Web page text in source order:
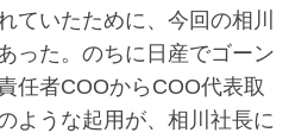
ていたために、今回の相川
った。のちに日産でゴーン
任者COOからCOO代表取
ような起用が、相川社長に